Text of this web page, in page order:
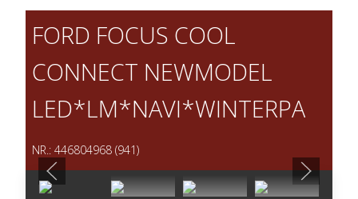
FORD FOCUS COOL
CONNECT NEWMODEL
LED*LM*NAVI*WINTERPA
NR.: 446804968 (941)